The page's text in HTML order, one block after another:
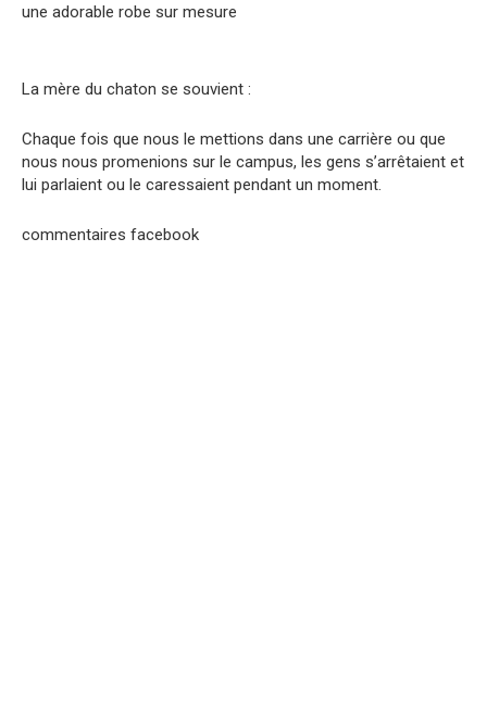
une adorable robe sur mesure
La mère du chaton se souvient :
Chaque fois que nous le mettions dans une carrière ou que
nous nous promenions sur le campus, les gens s’arrêtaient et
lui parlaient ou le caressaient pendant un moment.
commentaires facebook